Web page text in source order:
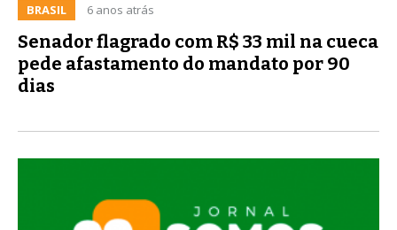
BRASIL 6 anos atrás
Senador flagrado com R$ 33 mil na cueca
pede afastamento do mandato por 90
dias